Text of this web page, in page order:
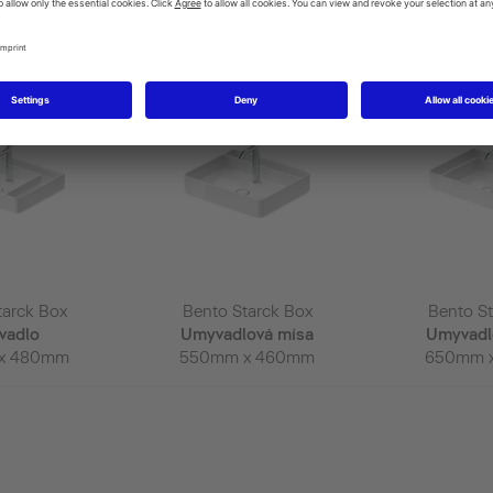
Starck Box ➝
Box
480mm
Bento Starck Box
Umyvadlová mísa
550mm x 460mm
Bento
650mm